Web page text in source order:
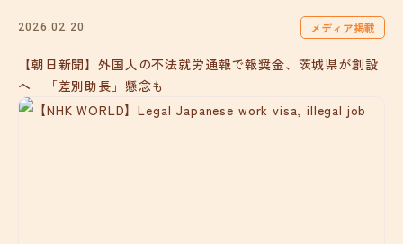
2026.02.20 メディア掲載
【朝日新聞】外国人の不法就労通報で報奨金、茨城県が創設
へ 「差別助長」懸念も